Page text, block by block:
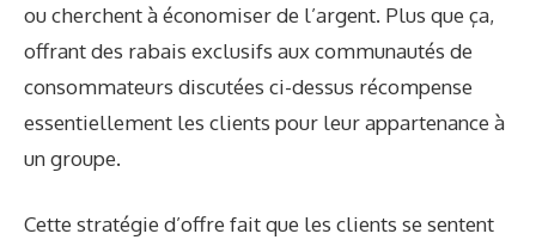
ou cherchent à économiser de l’argent. Plus que ça,
offrant des rabais exclusifs aux communautés de
consommateurs discutées ci-dessus récompense
essentiellement les clients pour leur appartenance à
un groupe.
Cette stratégie d’offre fait que les clients se sentent